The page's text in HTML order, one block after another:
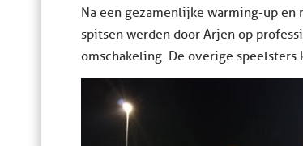
Na een gezamenlijke warming-up
spitsen werden door Arjen op
omschakeling. De overige